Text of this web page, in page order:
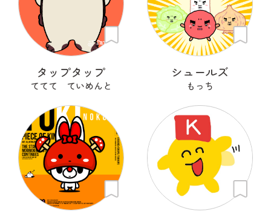
タップタップ
ててて ていめんと
シュールズ
もっち